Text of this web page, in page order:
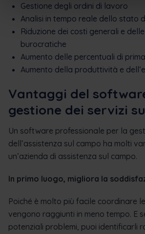
Gestione degli ordini di lavoro
Analisi in tempo reale dello stato
Riduzione dei costi generali e
burocratiche
Aumento delle percentuali di
Aumento della produttività e
Vantaggi del
gestione dei servizi
Un software professionale per la
dell’assistenza sul campo ha molti
un’azienda di assistenza sul campo.
In primo luogo, migliora la
Poiché è molto più facile coordinare
vengono raggiunti in meno tempo. E
potenziali problemi, puoi identificarli